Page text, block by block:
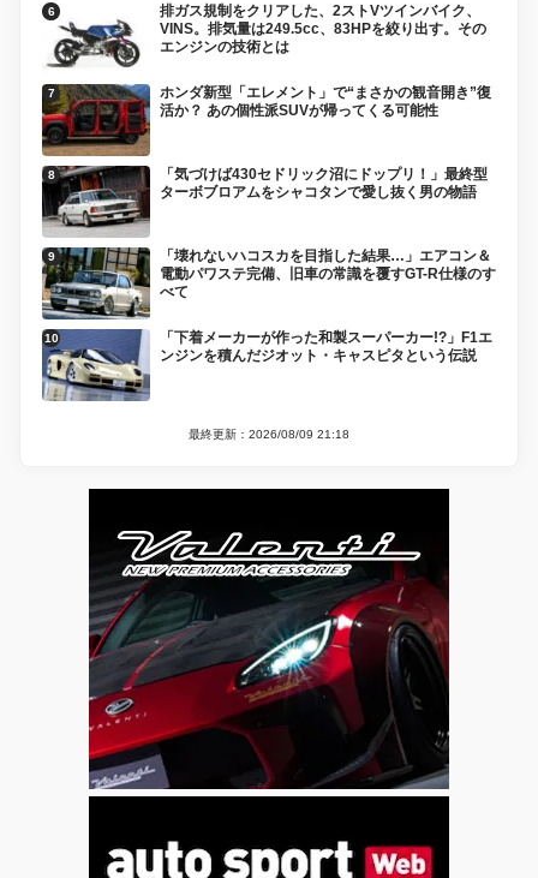
排ガス規制をクリアした、2ストVツインバイク、
VINS。排気量は249.5cc、83HPを絞り出す。その
エンジンの技術とは
ホンダ新型「エレメント」で“まさかの観音開き”復
活か？ あの個性派SUVが帰ってくる可能性
「気づけば430セドリック沼にドップリ！」最終型
ターボブロアムをシャコタンで愛し抜く男の物語
「壊れないハコスカを目指した結果…」エアコン＆
電動パワステ完備、旧車の常識を覆すGT-R仕様のす
べて
「下着メーカーが作った和製スーパーカー!?」F1エ
ンジンを積んだジオット・キャスピタという伝説
最終更新：2026/08/09 21:18